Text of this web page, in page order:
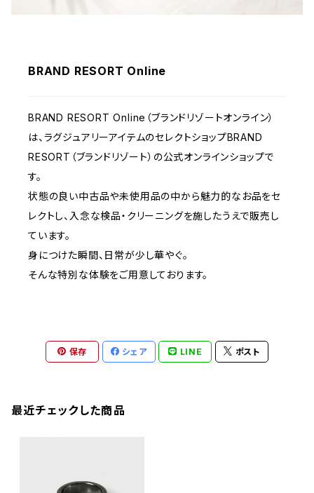
BRAND RESORT Online
BRAND RESORT Online（ブランドリゾートオンライン）
は、ラグジュアリーアイテムのセレクトショップBRAND
RESORT（ブランドリゾート）の公式オンラインショップで
す。
状態の良い中古品や未使用品の中から魅力的なお品をセ
レクトし、入念な検品・クリーニングを施したうえで販売し
ています。
身につけた瞬間、日常が少し華やぐ。
そんな特別な体験をご用意しております。
保存 シェア LINE ポスト
最近チェックした商品